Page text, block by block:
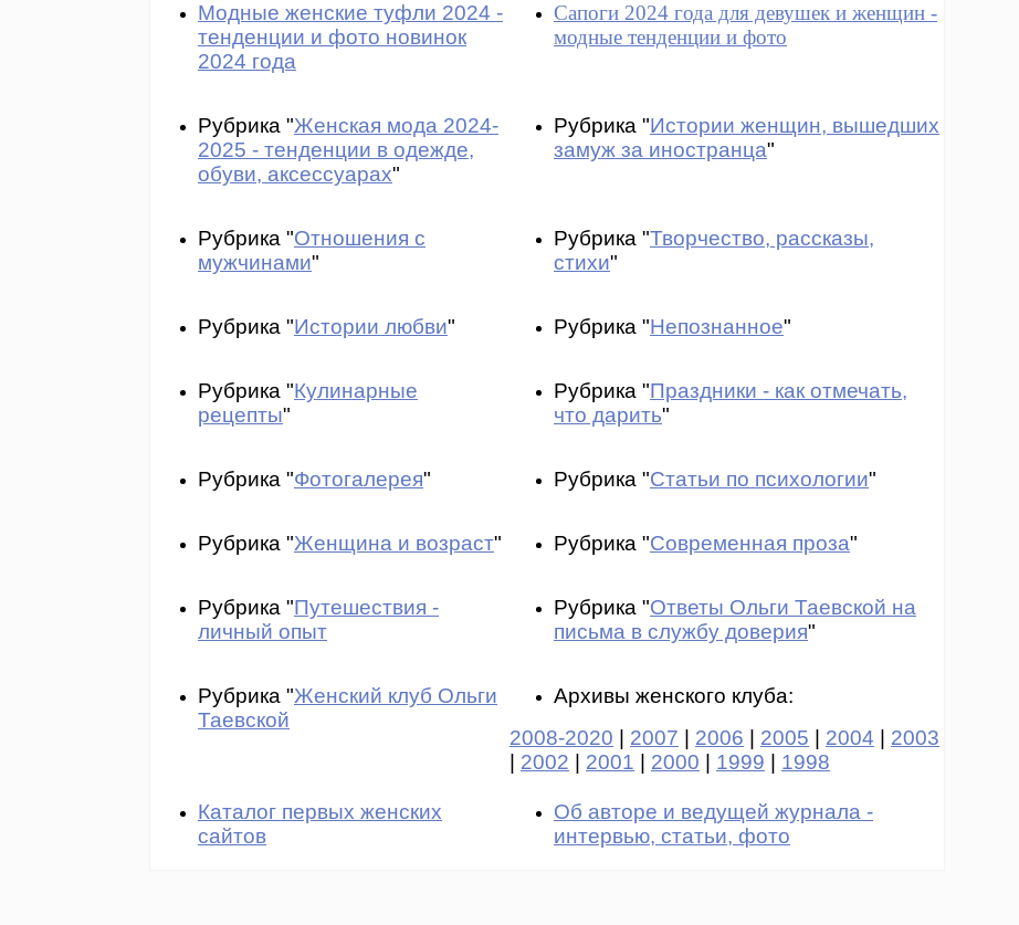
Модные женские туфли 2024 -
тенденции и фото новинок
2024 года
Сапоги 2024 года для девушек и женщин -
модные тенденции и фото
Рубрика "Женская мода 2024-
2025 - тенденции в одежде,
обуви, аксессуарах"
Рубрика "Истории женщин, вышедших
замуж за иностранца"
Рубрика "Отношения с
мужчинами"
Рубрика "Творчество, рассказы,
стихи"
Рубрика "Истории любви" Рубрика "Непознанное"
Рубрика "Кулинарные
рецепты"
Рубрика "Праздники - как отмечать,
что дарить"
Рубрика "Фотогалерея" Рубрика "Статьи по психологии"
Рубрика "Женщина и возраст" Рубрика "Современная проза"
Рубрика "Путешествия -
личный опыт
Рубрика "Ответы Ольги Таевской на
письма в службу доверия"
Рубрика "Женский клуб Ольги
Таевской
Архивы женского клуба:
2008-2020
2007 2006 2005 2004
2003
2002 2001 2000 1999 1998
Каталог первых женских
сайтов
Об авторе и ведущей журнала -
интервью, статьи, фото